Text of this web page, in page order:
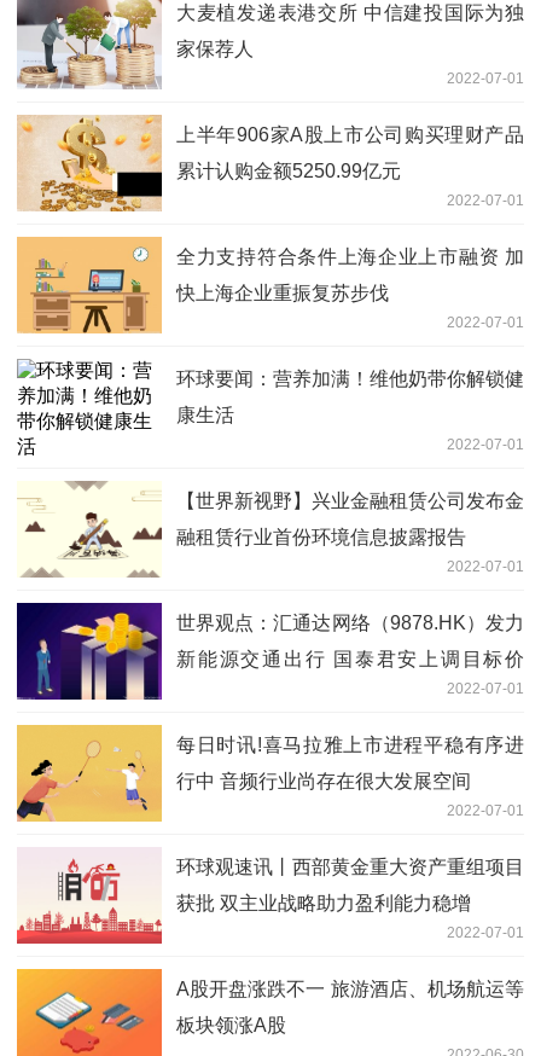
大麦植发递表港交所 中信建投国际为独
家保荐人
2022-07-01
上半年906家A股上市公司购买理财产品
累计认购金额5250.99亿元
2022-07-01
全力支持符合条件上海企业上市融资 加
快上海企业重振复苏步伐
2022-07-01
环球要闻：营养加满！维他奶带你解锁健
康生活
2022-07-01
【世界新视野】兴业金融租赁公司发布金
融租赁行业首份环境信息披露报告
2022-07-01
世界观点：汇通达网络（9878.HK）发力
新能源交通出行 国泰君安上调目标价
2022-07-01
每日时讯!喜马拉雅上市进程平稳有序进
行中 音频行业尚存在很大发展空间
2022-07-01
环球观速讯丨西部黄金重大资产重组项目
获批 双主业战略助力盈利能力稳增
2022-07-01
A股开盘涨跌不一 旅游酒店、机场航运等
板块领涨A股